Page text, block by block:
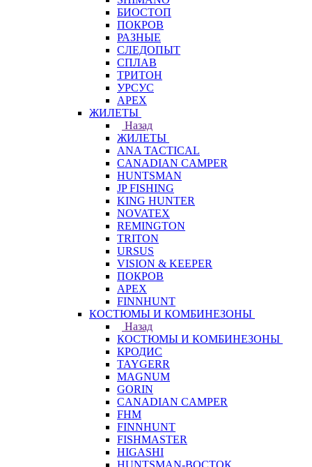
БИОСТОП
ПОКРОВ
РАЗНЫЕ
СЛЕДОПЫТ
СПЛАВ
ТРИТОН
УРСУС
APEX
ЖИЛЕТЫ
Назад
ЖИЛЕТЫ
ANA TACTICAL
CANADIAN CAMPER
HUNTSMAN
JP FISHING
KING HUNTER
NOVATEX
REMINGTON
TRITON
URSUS
VISION & KEEPER
ПОКРОВ
APEX
FINNHUNT
КОСТЮМЫ И КОМБИНЕЗОНЫ
Назад
КОСТЮМЫ И КОМБИНЕЗОНЫ
КРОДИС
TAYGERR
MAGNUM
GORIN
CANADIAN CAMPER
FHM
FINNHUNT
FISHMASTER
HIGASHI
HUNTSMAN-ВОСТОК